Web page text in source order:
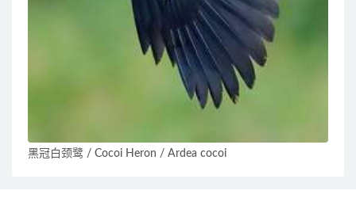
黑冠白颈鹭 / Cocoi Heron / Ardea cocoi